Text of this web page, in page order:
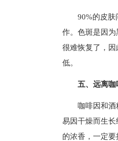
90%的皮肤
作。色斑是因
很难恢复了，
低。
五、远离
咖啡因和
易因干燥而生
的浓香，一定要